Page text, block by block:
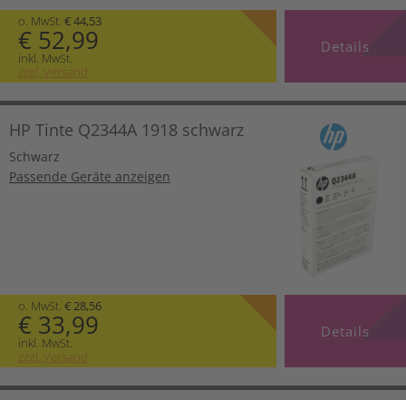
o. MwSt. € 44,53
€ 52,99
inkl. MwSt.
zzgl. Versand
Details
HP Tinte Q2344A 1918 schwarz
Schwarz
Passende Geräte anzeigen
o. MwSt. € 28,56
€ 33,99
inkl. MwSt.
zzgl. Versand
Details